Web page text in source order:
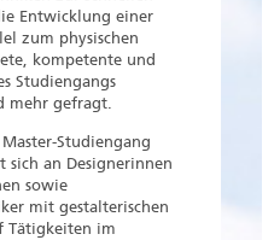
Entwicklung einer
zum physischen
kompetente und
Studiengangs
mehr gefragt.
Studiengang
sich an Designerinnen
sowie
mit gestalterischen
Tätigkeiten im